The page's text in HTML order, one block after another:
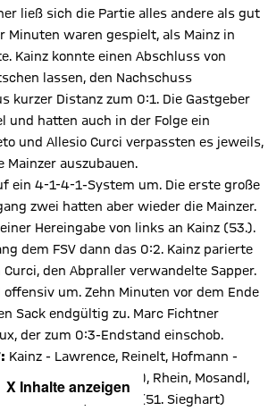
ließ sich die Partie alles andere als gut
Minuten waren gespielt, als Mainz in
Kainz konnte einen Abschluss von
lassen, den Nachschuss
kurzer Distanz zum 0:1. Die Gastgeber
und hatten auch in der Folge ein
und Allesio Curci verpassten es jeweils,
auszubauen.
ein 4-1-4-1-System um. Die erste große
zwei hatten aber wieder die Mainzer.
Hereingabe von links an Kainz (53.).
dem FSV dann das 0:2. Kainz parierte
den Abpraller verwandelte Sapper.
um. Zehn Minuten vor dem Ende
Sack endgültig zu. Marc Fichtner
der zum 0:3-Endstand einschob.
Kainz - Lawrence, Reinelt, Hofmann -
Brückner (60. Skodic), Rhein, Mosandl,
- Porta, Halbich (51. Sieghart)
X Inhalte anzeigen